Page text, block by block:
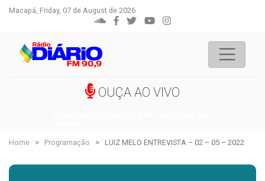
Macapá, Friday, 07 de August de 2026
OUÇA AO VIVO
Home Programação LUIZ MELO ENTREVISTA – 02 – 05 – 2022